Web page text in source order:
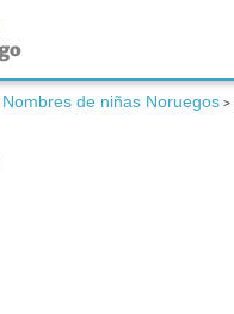
Nombres de niñas Noruegos >